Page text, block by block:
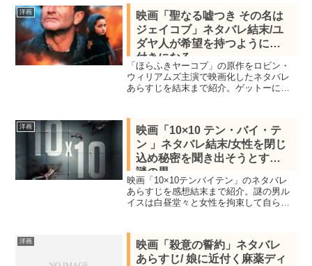
た。アートの勉強をしたいと思い衝動的
にパリに行くとカメラマンを出会
い・・・
洋画
映画「聖なる嘘つき その名は
ジェイコブ」ネタバレ結末/ユ
ダヤ人が希望を持つように嘘
付きになる
「ほらふきヤーコプ」の原作をロビン・
ウィリアムズ主演で映画化したネタバレ
あらすじを結末まで紹介。ゲットーに押
て伝えると絶望的だったユダヤ人が生き
る気力を取り戻したことで嘘のニュース
を広める
洋画
映画「10×10 テン・バイ・テ
ン 」ネタバレ結末/女性を閉じ
込め秘密を聞き出そうとする
謎の男
映画「10×10テンバイテン」のネタバレ
あらすじを感想結末まで紹介。謎の男ル
イスは白昼堂々と女性を拘束して自ら施
るがルイスは何故か同じ質問を繰り返
す。ルイスの目的は何なのか。
洋画
映画「殺意の誓約」ネタバレ
あらすじ/ 娘に近付く麻薬ディ